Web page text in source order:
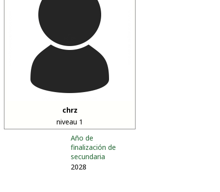
chrz
niveau 1
Año de
finalización de
secundaria
2028